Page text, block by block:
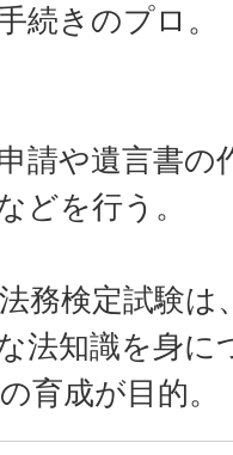
続きのプロ。
請や遺言書の
どを行う。
務検定試験は
法知識を身に
育成が目的。